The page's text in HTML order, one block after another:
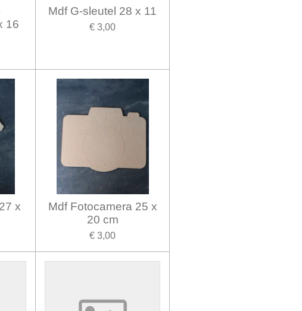
16
Mdf G-sleutel 28 x 11
€ 3,00
x
Mdf Fotocamera 25 x
20 cm
€ 3,00